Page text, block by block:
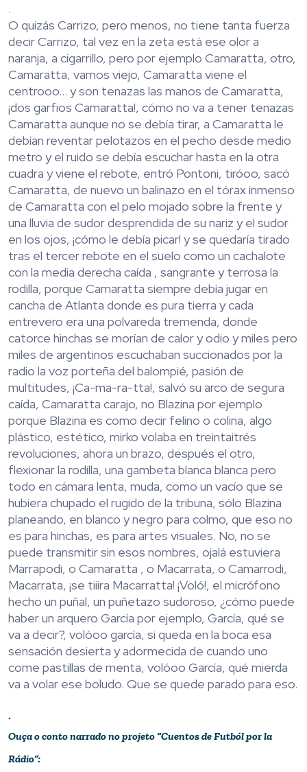
.
O quizás Carrizo, pero menos, no tiene tanta fuerza
decir Carrizo, tal vez en la zeta está ese olor a
naranja, a cigarrillo, pero por ejemplo Camaratta, otro,
Camaratta, vamos viejo, Camaratta viene el
centrooo… y son tenazas las manos de Camaratta,
¡dos garfios Camaratta!, cómo no va a tener tenazas
Camaratta aunque no se debía tirar, a Camaratta le
debían reventar pelotazos en el pecho desde medio
metro y el ruido se debía escuchar hasta en la otra
cuadra y viene el rebote, entró Pontoni, tiróoo, sacó
Camaratta, de nuevo un balinazo en el tórax inmenso
de Camaratta con el pelo mojado sobre la frente y
una lluvia de sudor desprendida de su nariz y el sudor
en los ojos, ¡cómo le debía picar! y se quedaría tirado
tras el tercer rebote en el suelo como un cachalote
con la media derecha caída , sangrante y terrosa la
rodilla, porque Camaratta siempre debía jugar en
cancha de Atlanta donde es pura tierra y cada
entrevero era una polvareda tremenda, donde
catorce hinchas se morían de calor y odio y miles pero
miles de argentinos escuchaban succionados por la
radio la voz porteña del balompié, pasión de
multitudes, ¡Ca-ma-ra-tta!, salvó su arco de segura
caída, Camaratta carajo, no Blazina por ejemplo
porque Blazina es como decir felino o colina, algo
plástico, estético, mirko volaba en treintaitrés
revoluciones, ahora un brazo, después el otro,
flexionar la rodilla, una gambeta blanca blanca pero
todo en cámara lenta, muda, como un vacío que se
hubiera chupado el rugido de la tribuna, sólo Blazina
planeando, en blanco y negro para colmo, que eso no
es para hinchas, es para artes visuales. No, no se
puede transmitir sin esos nombres, ojalá estuviera
Marrapodi, o Camaratta , o Macarrata, o Camarrodi,
Macarrata, ¡se tiiira Macarratta! ¡Voló!, el micrófono
hecho un puñal, un puñetazo sudoroso, ¿cómo puede
haber un arquero García por ejemplo, García, qué se
va a decir?, volóoo garcía, si queda en la boca esa
sensación desierta y adormecida de cuando uno
come pastillas de menta, volóoo García, qué mierda
va a volar ese boludo. Que se quede parado para eso.
.
Ouça o conto narrado no projeto “Cuentos de Futból por la
Rádio”: